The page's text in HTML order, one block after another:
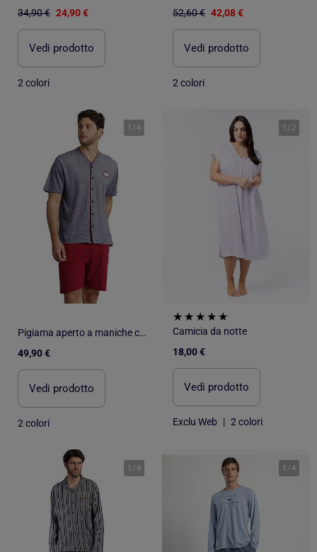
34,90 € 24,90 €
Vedi prodotto
2 colori
52,60 € 42,08 €
Vedi prodotto
2 colori
1 /4
Pigiama aperto a maniche corte da uomo ANTONIO MIRO Sailing
49,90 €
Vedi prodotto
2 colori
1 / 2
Camicia da notte
18,00 €
Vedi prodotto
Exclu Web | 2 colori
1 /4 1 /4